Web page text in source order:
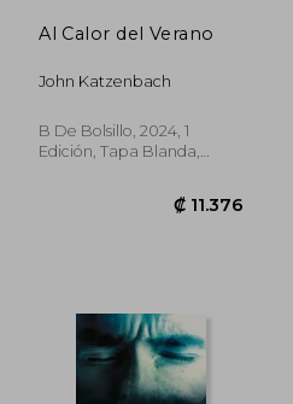
₡ 8.967
Al Calor del Verano
John Katzenbach
B De Bolsillo, 2024, 1
Edición, Tapa Blanda,